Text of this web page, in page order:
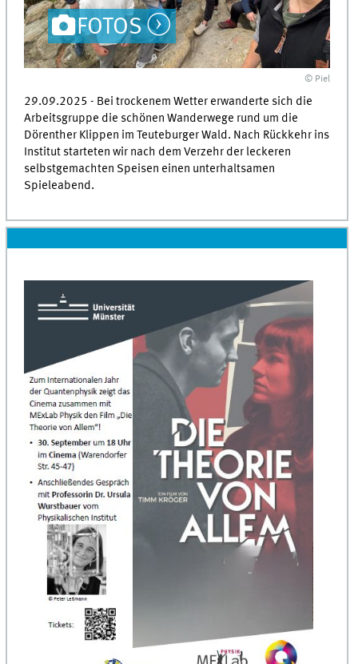
FOTOS
© Piel
29.09.2025 - Bei trockenem Wetter erwanderte sich die
Arbeitsgruppe die schönen Wanderwege rund um die
Dörenther Klippen im Teuteburger Wald. Nach Rückkehr ins
Institut starteten wir nach dem Verzehr der leckeren
selbstgemachten Speisen einen unterhaltsamen
Spieleabend.